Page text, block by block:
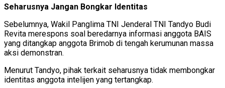
Seharusnya Jangan Bongkar Identitas
Sebelumnya, Wakil Panglima TNI Jenderal TNI Tandyo Budi
Revita merespons soal beredarnya informasi anggota BAIS
yang ditangkap anggota Brimob di tengah kerumunan massa
aksi demonstran.
Menurut Tandyo, pihak terkait seharusnya tidak membongkar
identitas anggota intelijen yang tertangkap.